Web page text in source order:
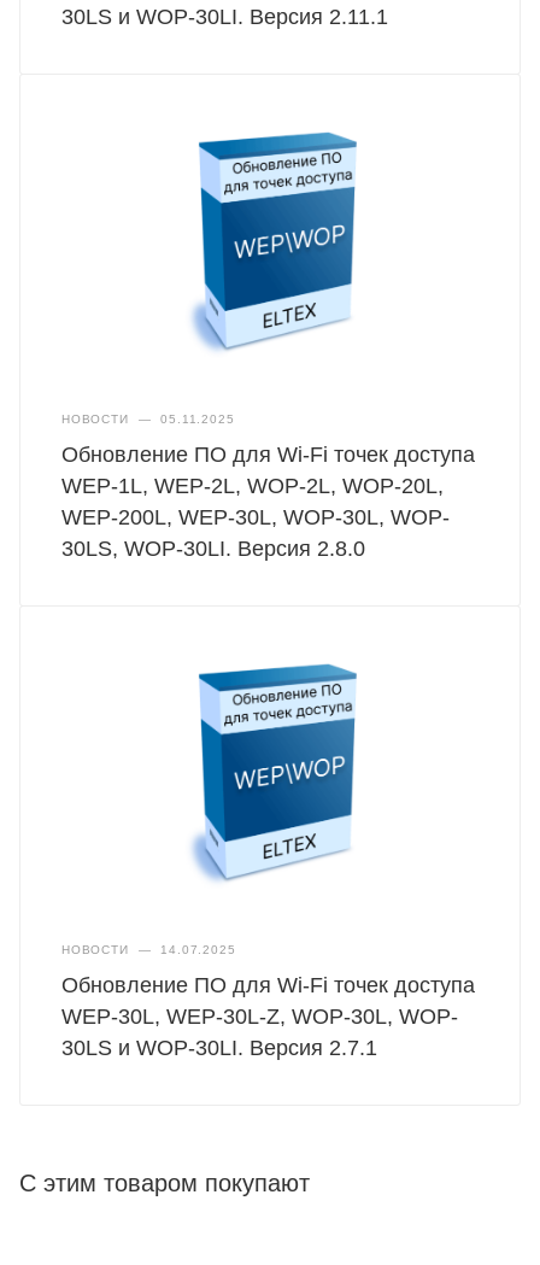
30LS и WOP-30LI. Версия 2.11.1
НОВОСТИ — 05.11.2025
Обновление ПО для Wi-Fi точек доступа
WEP-1L, WEP-2L, WOP-2L, WOP-20L,
WEP-200L, WEP-30L, WOP-30L, WOP-
30LS, WOP-30LI. Версия 2.8.0
НОВОСТИ — 14.07.2025
Обновление ПО для Wi-Fi точек доступа
WEP-30L, WEP-30L-Z, WOP-30L, WOP-
30LS и WOP-30LI. Версия 2.7.1
С этим товаром покупают